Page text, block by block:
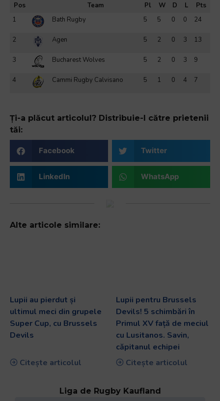
Pos Team Pl W D L
Pts
1
Bath Rugby 5 5 0 0 24
2 Agen 5 2 0 3 13
3 Bucharest Wolves 5 2 0 3 9
4 Cammi Rugby Calvisano 5 1 0 4 7
Ți-a plăcut articolul? Distribuie-l către prietenii
tăi:
Facebook Twitter
LinkedIn WhatsApp
Alte articole similare:
Lupii au pierdut și
ultimul meci din grupele
Super Cup, cu Brussels
Devils
Citește articolul
Lupii pentru Brussels
Devils! 5 schimbări în
Primul XV față de meciul
cu Lusitanos. Savin,
căpitanul echipei
Citește articolul
Liga de Rugby Kaufland